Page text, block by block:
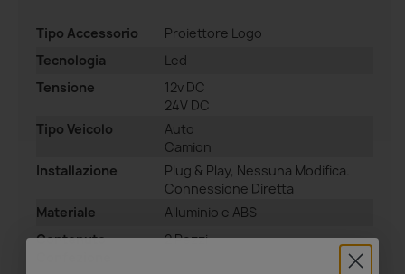
Tipo Accessorio
Proiettore Logo
Tecnologia
Led
Tensione
12v DC
24V DC
Tipo Veicolo
Auto
Camion
Installazione
Plug & Play, Nessuna Modifica.
Connessione Diretta
Materiale
Alluminio e ABS
Contenuto
2 Pezzi